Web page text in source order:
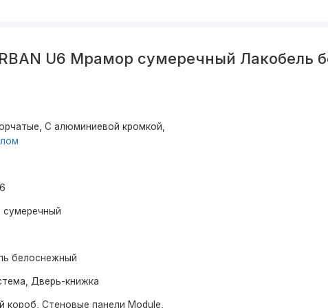
U6 Мрамор сумеречный Лакобель
С алюминиевой кромкой,
белоснежный
Дверь-книжка
короб, Стеновые панели Module,